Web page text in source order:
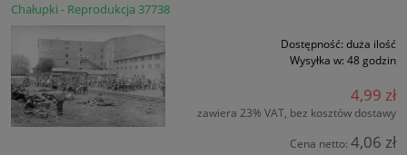
Chałupki - Reprodukcja 37738
Dostępność: duża ilość
Wysyłka w: 48 godzin
4,99 zł
zawiera 23% VAT, bez kosztów dostawy
Cena netto: 4,06 zł